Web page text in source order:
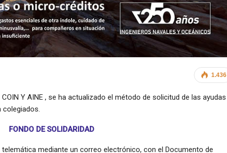
1.436
Y AINE , se ha actualizado el método de solicitud de las ayudas
colegiados.
FONDO DE SOLIDARIDAD
mediante un correo electrónico, con el Documento de